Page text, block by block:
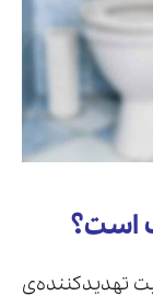
است؟
تهدیدکننده‌ی